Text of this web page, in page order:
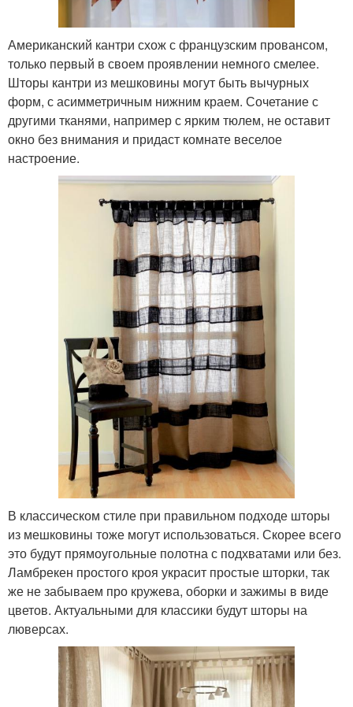
Американский кантри схож с французским провансом,
только первый в своем проявлении немного смелее.
Шторы кантри из мешковины могут быть вычурных
форм, с асимметричным нижним краем. Сочетание с
другими тканями, например с ярким тюлем, не оставит
окно без внимания и придаст комнате веселое
настроение.
В классическом стиле при правильном подходе шторы
из мешковины тоже могут использоваться. Скорее всего
это будут прямоугольные полотна с подхватами или без.
Ламбрекен простого кроя украсит простые шторки, так
же не забываем про кружева, оборки и зажимы в виде
цветов. Актуальными для классики будут шторы на
люверсах.